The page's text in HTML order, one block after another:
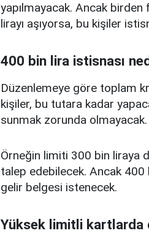
yapılmayacak. Ancak birden
lirayı aşıyorsa, bu kişiler
400 bin lira istisnası
Düzenlemeye göre toplam
kişiler, bu tutara kadar
sunmak zorunda olmayacak.
Örneğin limiti 300 bin liraya
talep edebilecek. Ancak 400
gelir belgesi istenecek.
Yüksek limitli kartlarda